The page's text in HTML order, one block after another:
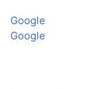
Google
Google